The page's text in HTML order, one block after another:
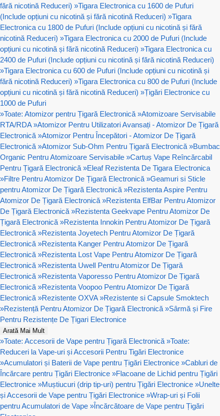
fără nicotină Reduceri) »Tigara Electronica cu 1600 de Pufuri
(Include opțiuni cu nicotină și fără nicotină Reduceri) »Tigara
Electronica cu 1800 de Pufuri (Include opțiuni cu nicotină și fără
nicotină Reduceri) »Tigara Electronica cu 2000 de Pufuri (Include
opțiuni cu nicotină și fără nicotină Reduceri) »Tigara Electronica cu
2400 de Pufuri (Include opțiuni cu nicotină și fără nicotină Reduceri)
»Tigara Electronica cu 600 de Pufuri (Include opțiuni cu nicotină și
fără nicotină Reduceri) »Tigara Electronica cu 800 de Pufuri (Include
opțiuni cu nicotină și fără nicotină Reduceri) »Țigări Electronice cu
1000 de Pufuri
»Toate: Atomizor pentru Țigară Electronică »Atomizoare Servisabile
RTA/RDA »Atomizor Pentru Utilizatori Avansați - Atomizor De Țigară
Electronică »Atomizor Pentru Începători - Atomizor De Țigară
Electronică »Atomizor Sub-Ohm Pentru Țigară Electronică »Bumbac
Organic Pentru Atomizoare Servisabile »Cartuș Vape Reîncărcabil
Pentru Țigară Electronică »Eleaf Rezistenta De Tigara Electronica
»Filtre Pentru Atomizor De Țigară Electronică »Geamuri si Sticle
pentru Atomizor De Țigară Electronică »Rezistenta Aspire Pentru
Atomizor De Țigară Electronică »Rezistenta ElfBar Pentru Atomizor
De Țigară Electronică »Rezistenta Geekvape Pentru Atomizor De
Țigară Electronică »Rezistenta Innokin Pentru Atomizor De Țigară
Electronică »Rezistenta Joyetech Pentru Atomizor De Țigară
Electronică »Rezistenta Kanger Pentru Atomizor De Țigară
Electronică »Rezistenta Lost Vape Pentru Atomizor De Țigară
Electronică »Rezistenta Uwell Pentru Atomizor De Țigară
Electronică »Rezistenta Vaporesso Pentru Atomizor De Țigară
Electronică »Rezistenta Voopoo Pentru Atomizor De Țigară
Electronică »Rezistente OXVA »Rezistente si Capsule Smoktech
»Rezistență Pentru Atomizor De Țigară Electronică »Sârmă și Fire
Pentru Rezistențe De Țigari Electronice
Arată Mai Mult
»Toate: Accesorii de Vape pentru Țigară Electronică »Toate:
Reduceri la Vape-uri și Accesorii Pentru Tigări Electronice
»Acumulatori și Baterii de Vape pentru Țigări Electronice »Cabluri de
Încărcare pentru Țigări Electronice »Flacoane de Lichid pentru Țigări
Electronice »Muștiucuri (drip tip-uri) pentru Țigări Electronice »Unelte
și Accesorii de Vape pentru Țigări Electronice »Wrap-uri și Folii
pentru Acumulatori de Vape »Încărcătoare de Vape pentru Țigări